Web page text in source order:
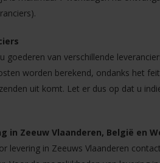
goederen van verschillende
worden berekend, ondanks het
uit komt. Let er dus op dat u
in Zeeuw Vlaanderen, België en
levering in Zeeuws Vlaanderen